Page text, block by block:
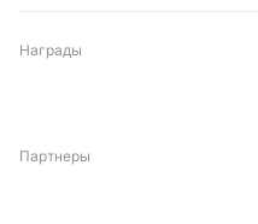
учитывая количество
Награды
Партнеры